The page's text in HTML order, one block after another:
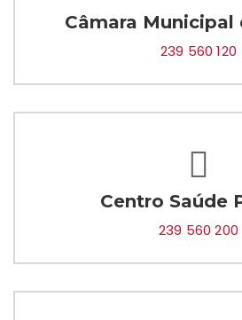
Câmara Municipal
239 560 120
Centro Saúde
239 560 200